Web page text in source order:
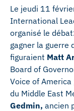
Le jeudi 11
International
organisé le
gagner la guerre
figuraient Matt
Board of
Voice of America
du Middle East
Gedmin, ancien